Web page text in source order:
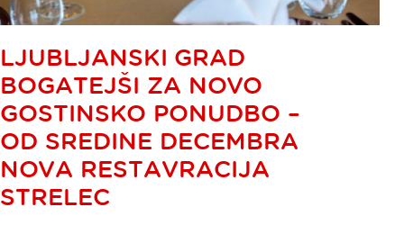
LJUBLJANSKI GRAD
BOGATEJŠI ZA NOVO
GOSTINSKO PONUDBO –
OD SREDINE DECEMBRA
NOVA RESTAVRACIJA
STRELEC